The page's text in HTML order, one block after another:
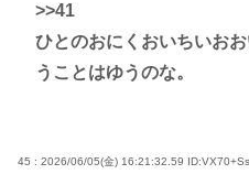
>>41
ひとのおにくおいちいお
うことはゆうのな。
45 : 2026/06/05(金) 16:21:32.59